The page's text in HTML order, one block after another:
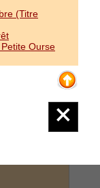
(Titre
Ourse